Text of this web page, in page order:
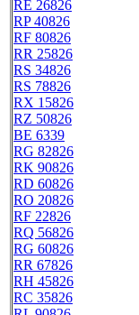
RE 26826
RP 40826
RF 80826
RR 25826
RS 34826
RS 78826
RX 15826
RZ 50826
BE 6339
RG 82826
RK 90826
RD 60826
RO 20826
RF 22826
RQ 56826
RG 60826
RR 67826
RH 45826
RC 35826